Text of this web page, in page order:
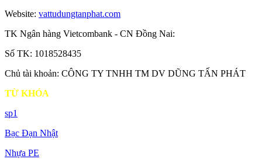
Website: vattudungtanphat.com
TK Ngân hàng Vietcombank - CN Đồng Nai:
Số TK: 1018528435
Chủ tài khoản: CÔNG TY TNHH TM DV DŨNG TẤN PHÁT
TỪ KHÓA
sp1
Bạc Đạn Nhật
Nhựa PE